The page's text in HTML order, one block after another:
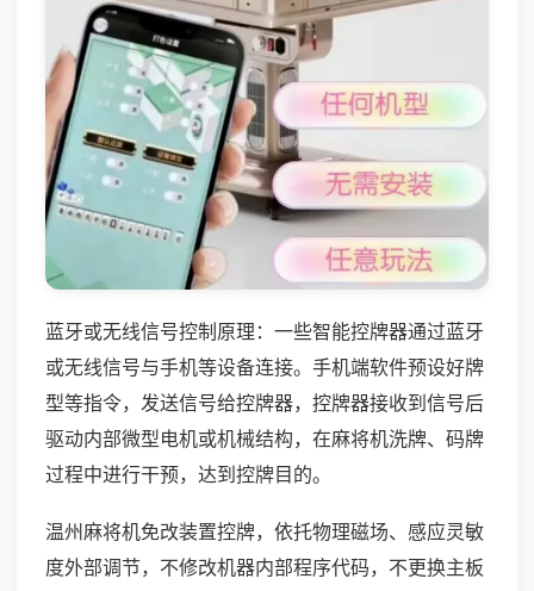
蓝牙或无线信号控制原理：一些智能控牌器通过蓝牙
或无线信号与手机等设备连接。手机端软件预设好牌
型等指令，发送信号给控牌器，控牌器接收到信号后
驱动内部微型电机或机械结构，在麻将机洗牌、码牌
过程中进行干预，达到控牌目的。
温州麻将机免改装置控牌，依托物理磁场、感应灵敏
度外部调节，不修改机器内部程序代码，不更换主板